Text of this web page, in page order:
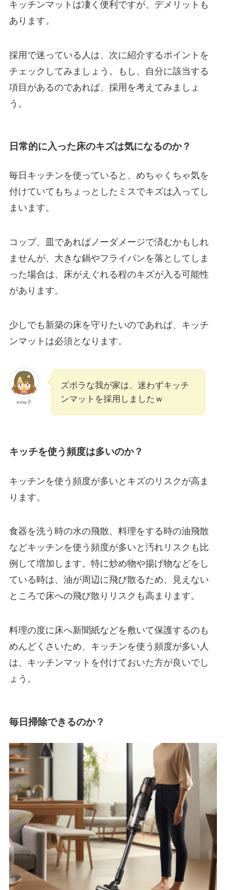
キッチンマットは凄く便利ですが、デメリットも
あります。
採用で迷っている人は、次に紹介するポイントを
チェックしてみましょう。もし、自分に該当する
項目があるのであれば、採用を考えてみましょ
う。
日常的に入った床のキズは気になるのか？
毎日キッチンを使っていると、めちゃくちゃ気を
付けていてもちょっとしたミスでキズは入ってし
まいます。
コップ、皿であればノーダメージで済むかもしれ
ませんが、大きな鍋やフライパンを落としてしま
った場合は、床がえぐれる程のキズが入る可能性
があります。
少しでも新築の床を守りたいのであれば、キッチ
ンマットは必須となります。
ema子
ズボラな我が家は、迷わずキッチ
ンマットを採用しましたｗ
キッチを使う頻度は多いのか？
キッチンを使う頻度が多いとキズのリスクが高ま
ります。
食器を洗う時の水の飛散、料理をする時の油飛散
などキッチンを使う頻度が多いと汚れリスクも比
例して増加します。特に炒め物や揚げ物などをし
ている時は、油が周辺に飛び散るため、見えない
ところで床への飛び散りリスクも高まります。
料理の度に床へ新聞紙などを敷いて保護するのも
めんどくさいため、キッチンを使う頻度が多い人
は、キッチンマットを付けておいた方が良いでし
ょう。
毎日掃除できるのか？